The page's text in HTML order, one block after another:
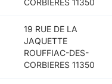
CORBIERES 11350
19 RUE DE LA
JAQUETTE
ROUFFIAC-DES-
CORBIERES 11350